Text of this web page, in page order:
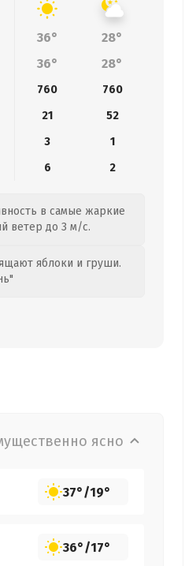
36°
28°
36° 28°
760
760
21
52
3
1
6 2
в самые жаркие
ветер до 3 м/с.
яблоки и груши.
ясно
37°/19°
36°/17°